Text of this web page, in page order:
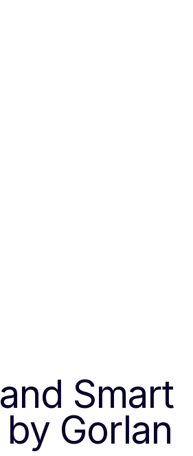
and Smart
by Gorlan